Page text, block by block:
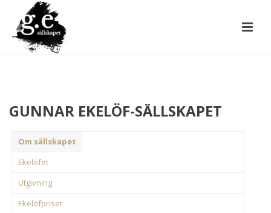
GUNNAR EKELÖF-SÄLLSKAPET
Om sällskapet
Ekelöfet
Utgivning
Ekelöfpriset